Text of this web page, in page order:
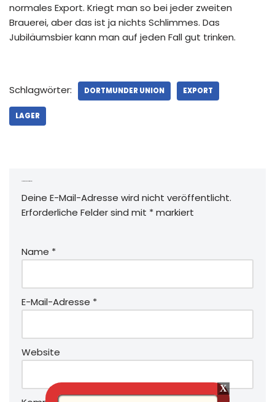
normales Export. Kriegt man so bei jeder zweiten
Brauerei, aber das ist ja nichts Schlimmes. Das
Jubiläumsbier kann man auf jeden Fall gut trinken.
Schlagwörter: DORTMUNDER UNION EXPORT
LAGER
Deine E-Mail-Adresse wird nicht veröffentlicht.
Erforderliche Felder sind mit *markiert
Name *
E-Mail-Adresse *
Website